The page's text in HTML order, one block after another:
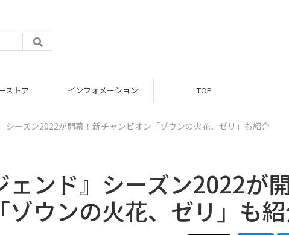
ストア インフォメーション TOP
シーズン2022が開幕！新チャンピオン「ゾウンの火花、ゼリ」も紹介
ェンド』シーズン2022が
ウンの火花、ゼリ」も